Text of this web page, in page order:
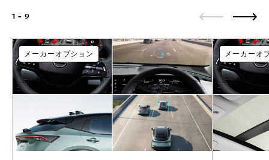
1 - 9
メーカーオプション メーカーオ